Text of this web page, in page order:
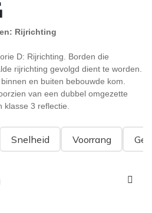
Rijrichting
D: Rijrichting. Borden die
rijrichting gevolgd dient te worden.
en buiten bebouwde kom.
van een dubbel omgezette
3 reflectie.
Snelheid Voorrang